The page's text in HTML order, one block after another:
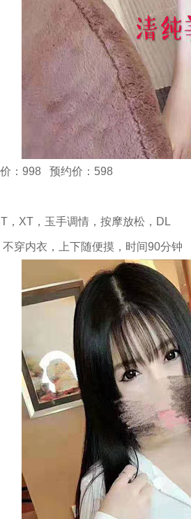
价：998 预约价：598
，XT，玉手调情，按摩放松，DL
不穿内衣，上下随便摸，时间90分钟